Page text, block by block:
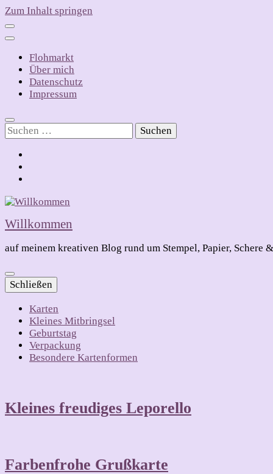
Zum Inhalt springen
Flohmarkt
Über mich
Datenschutz
Impressum
Suchen
nach:
Willkommen
auf meinem kreativen Blog rund um Stempel, Papier, Schere
Schließen
Karten
Kleines Mitbringsel
Geburtstag
Verpackung
Besondere Kartenformen
Kleines freudiges Leporello
Farbenfrohe Grußkarte